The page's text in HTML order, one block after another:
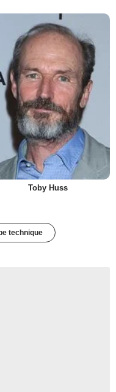
Toby Huss
technique